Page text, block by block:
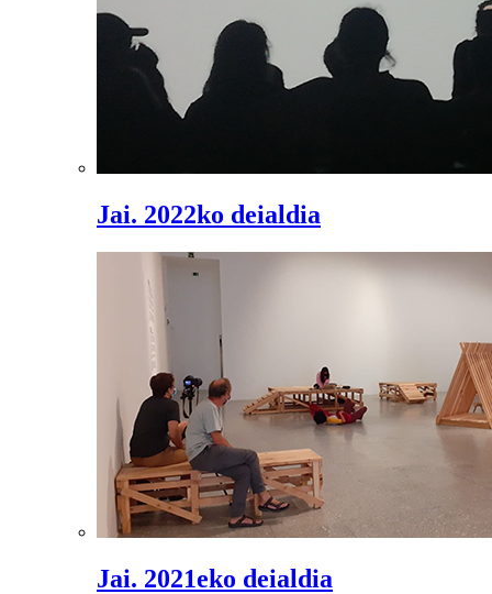
Jai. 2022ko deialdia
Jai. 2021eko deialdia